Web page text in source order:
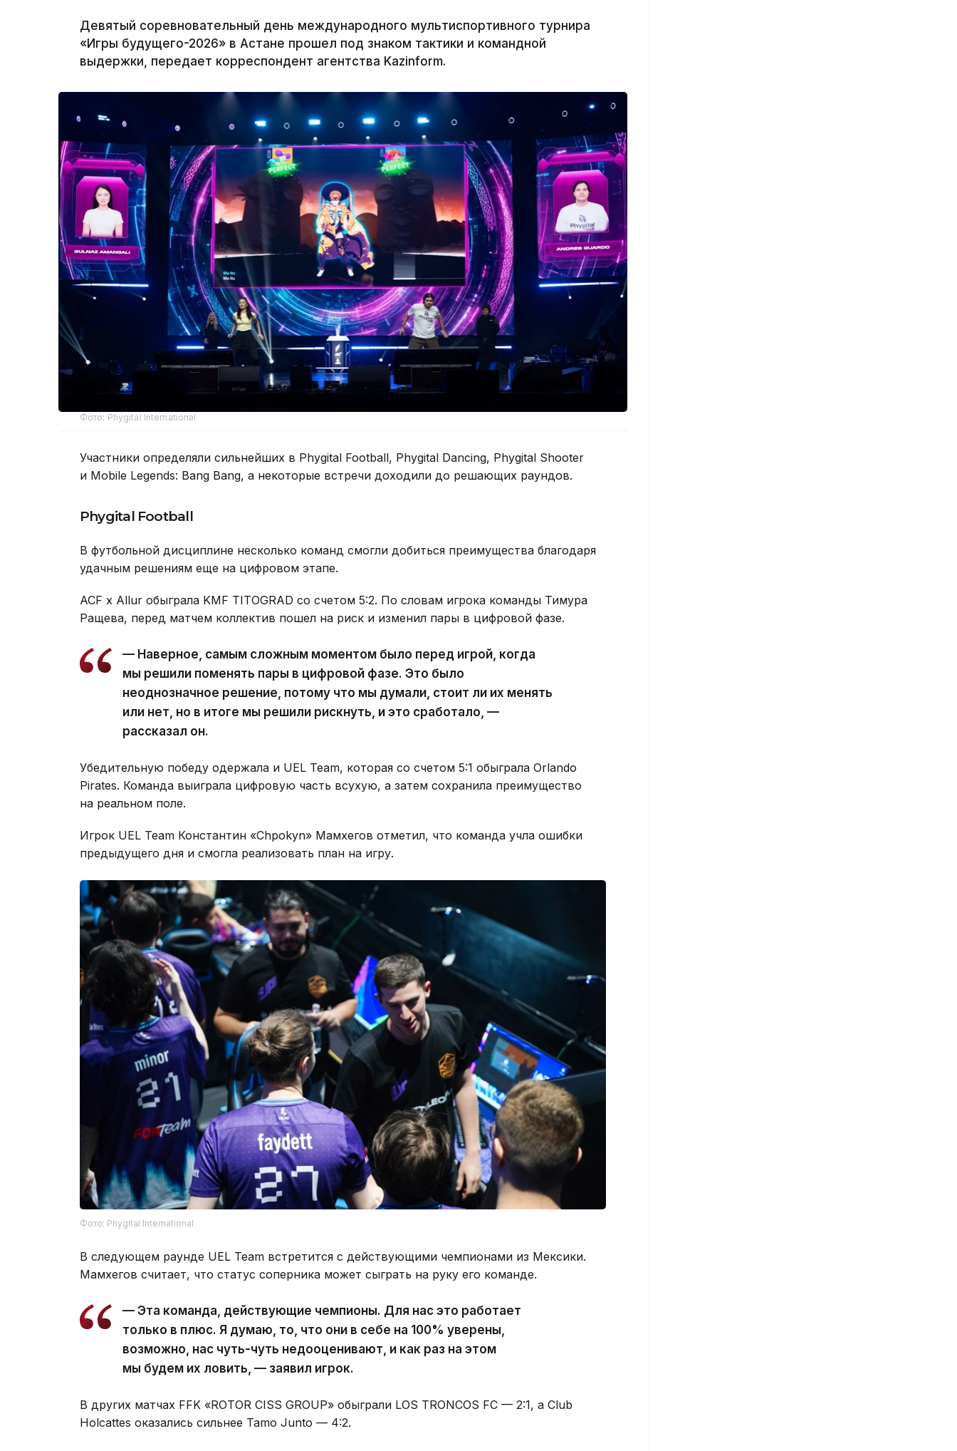
Девятый соревновательный день международного мультиспортивного турнира
«Игры будущего-2026» в Астане прошел под знаком тактики и командной
выдержки, передает корреспондент агентства Kazinform.
Фото: Phygital International
Участники определяли сильнейших в Phygital Football, Phygital Dancing, Phygital Shooter
и Mobile Legends: Bang Bang, а некоторые встречи доходили до решающих раундов.
Phygital Football
В футбольной дисциплине несколько команд смогли добиться преимущества благодаря
удачным решениям еще на цифровом этапе.
ACF x Allur обыграла KMF TITOGRAD со счетом 5:2. По словам игрока команды Тимура
Ращева, перед матчем коллектив пошел на риск и изменил пары в цифровой фазе.
— Наверное, самым сложным моментом было перед игрой, когда
мы решили поменять пары в цифровой фазе. Это было
неоднозначное решение, потому что мы думали, стоит ли их менять
или нет, но в итоге мы решили рискнуть, и это сработало, —
рассказал он.
Убедительную победу одержала и UEL Team, которая со счетом 5:1 обыграла Orlando
Pirates. Команда выиграла цифровую часть всухую, а затем сохранила преимущество
на реальном поле.
Игрок UEL Team Константин «Chpokyn» Мамхегов отметил, что команда учла ошибки
предыдущего дня и смогла реализовать план на игру.
Фото: Phygital International
В следующем раунде UEL Team встретится с действующими чемпионами из Мексики.
Мамхегов считает, что статус соперника может сыграть на руку его команде.
— Эта команда, действующие чемпионы. Для нас это работает
только в плюс. Я думаю, то, что они в себе на 100% уверены,
возможно, нас чуть-чуть недооценивают, и как раз на этом
мы будем их ловить, — заявил игрок.
В других матчах FFK «ROTOR CISS GROUP» обыграли LOS TRONCOS FC — 2:1, а Club
Holcattes оказались сильнее Tamo Junto — 4:2.